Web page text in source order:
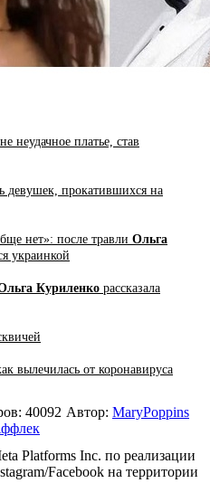
неудачное платье, став
девушек, прокатившихся на
нет»: после травли Ольга
украинкой
Куриленко рассказала
вылечилась от коронавируса
40092 Автор: MaryPoppins
Platforms Inc. по реализации
Facebook на территории